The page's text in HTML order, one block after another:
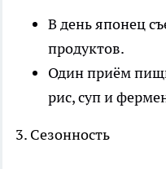
В день японец
продуктов.
Один приём
рис, суп и
3. Сезонность